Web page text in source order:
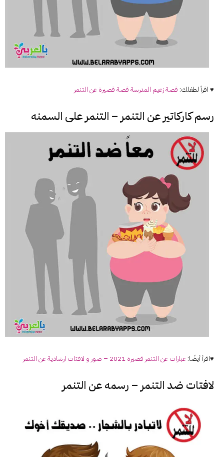
♥ اقرأ لطفلك: قصة زعيم المدرسة قصة قصيرة عن التنمر
رسم كاركاتير عن التنمر – التنمر على السمنه
♥اقرأ أيضًا: عبارات عن التنمر قصيرة 2021 – صور و لافتات ارشادية عن التنمر
لافتات ضد التنمر – رسمه عن التنمر